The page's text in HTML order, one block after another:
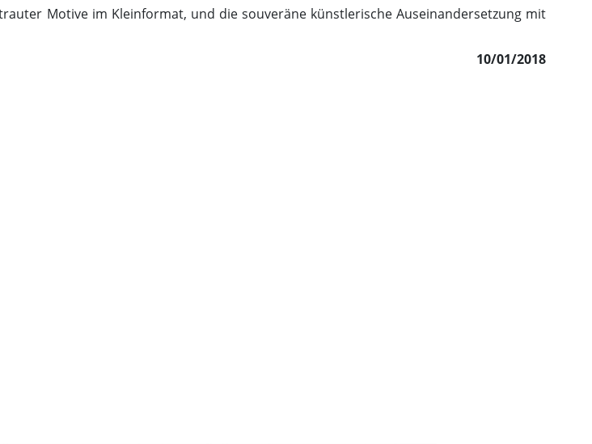
Motive im Kleinformat, und die souveräne künstlerische Auseinandersetzung mit
10/01/2018